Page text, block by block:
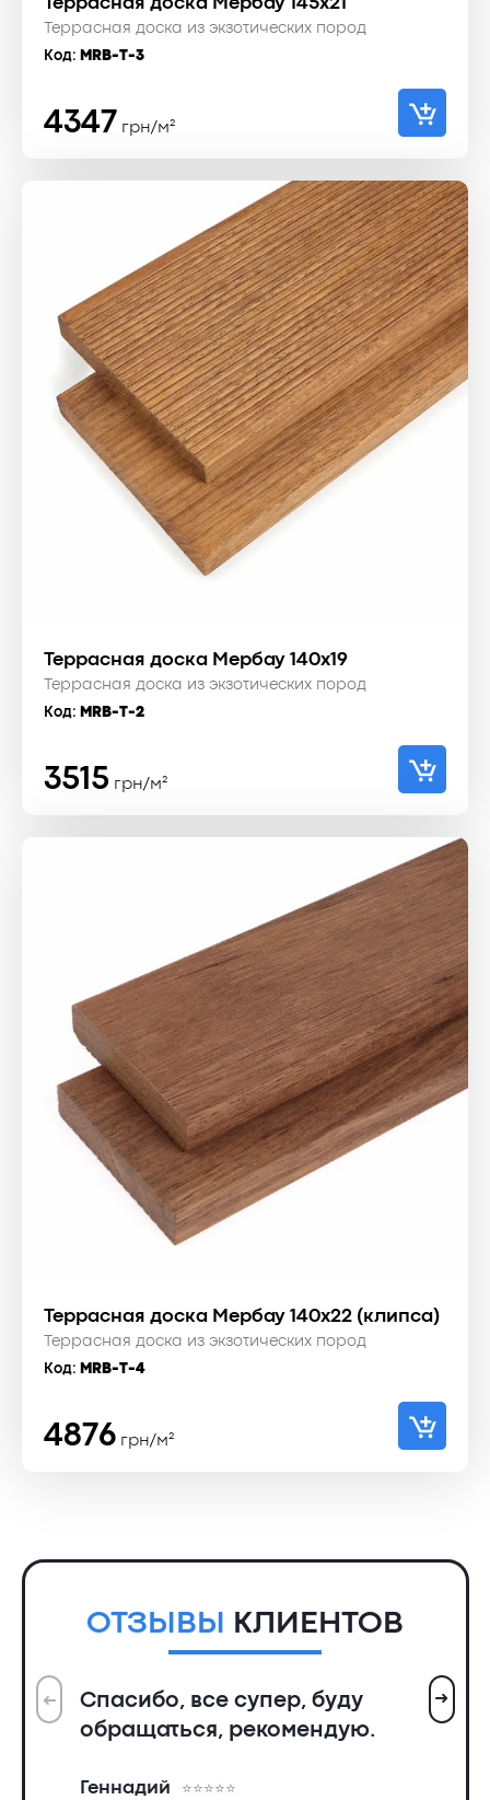
Террасная доска Мербау 145x21
Террасная доска из экзотических пород
Код: MRB-T-3
4347 грн/м²
Террасная доска Мербау 140x19
Террасная доска из экзотических пород
Код: MRB-T-2
3515 грн/м²
Террасная доска Мербау 140x22 (клипса)
Террасная доска из экзотических пород
Код: MRB-T-4
4876 грн/м²
ОТЗЫВЫ КЛИЕНТОВ
Спасибо, все супер, буду
обращаться, рекомендую.
Геннадий
➜ ➜